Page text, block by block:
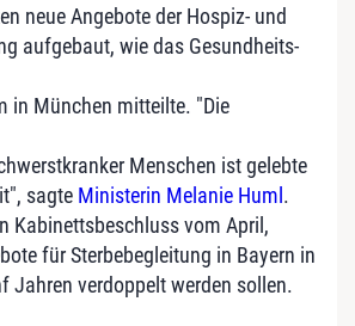
neue Angebote der Hospiz- und
aufgebaut, wie das Gesundheits-
in München mitteilte. "Die
Menschen ist gelebte
sagte Ministerin Melanie Huml .
Kabinettsbeschluss vom April,
für Sterbebegleitung in Bayern in
Jahren verdoppelt werden sollen.